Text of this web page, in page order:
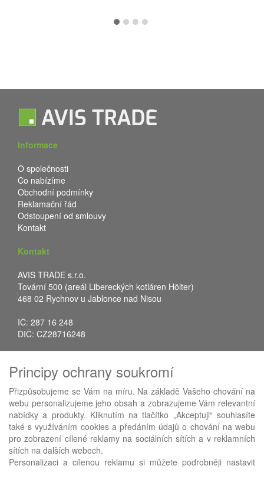
Informace
O společnosti
Co nabízíme
Obchodní podmínky
Reklamační řád
Odstoupení od smlouvy
Kontakt
Kontakt
AVIS TRADE s.r.o.
Tovární 500 (areál Libereckých kotláren Hölter)
468 02 Rychnov u Jablonce nad Nisou
IČ: 287 16 248
DIČ: CZ28716248
Fax: +420 483 034 590
E-mail:info@avistrade.cz
Web:www.avistrade.cz
Používáme ABRA eShop- nejlepší řešení e-commerce pro náš
Principy ochrany soukromí
Přizpůsobujeme se Vám na míru. Na základě Vašeho chování na
webu personalizujeme jeho obsah a zobrazujeme Vám relevantní
nabídky a produkty. Kliknutím na tlačítko „Akceptuji“ souhlasíte
také s využíváním cookies a předáním údajů o chování na webu
pro zobrazení cílené reklamy na sociálních sítích a v reklamních
sítích na dalších webech.
Personalizaci a cílenou reklamu si můžete podrobněji nastavit